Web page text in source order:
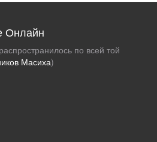
Онлайн
по всей той
Масиха)